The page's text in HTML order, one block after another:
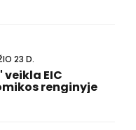
23 D.
veikla EIC
renginyje